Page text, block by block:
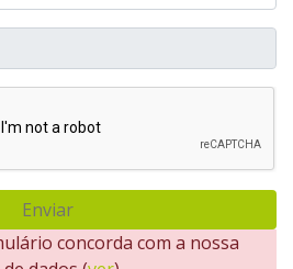
Enviar
concorda com a nossa